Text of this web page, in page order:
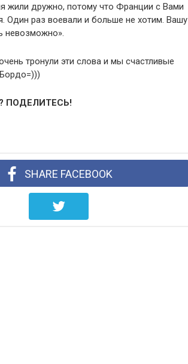
жили дружно, потому что Франции с Вами
Один раз воевали и больше не хотим. Вашу
невозможно».
тронули эти слова и мы счастливые
ПОДЕЛИТЕСЬ!
SHARE FACEBOOK